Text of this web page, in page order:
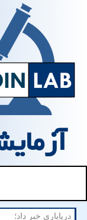
دریاباری خبر داد؛